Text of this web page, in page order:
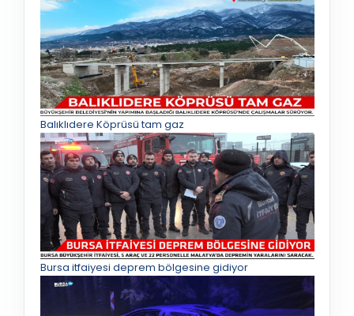
Balıklıdere Köprüsü tam gaz
Bursa itfaiyesi deprem bölgesine gidiyor